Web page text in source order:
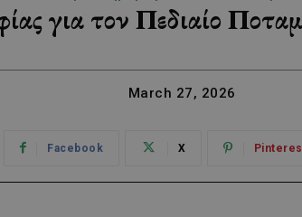
για τον Πεδιαίο
March 27, 2026
Facebook X